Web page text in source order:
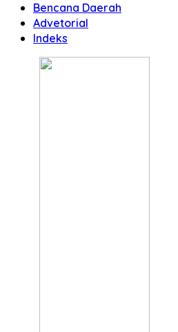
Bencana Daerah
Advetorial
Indeks